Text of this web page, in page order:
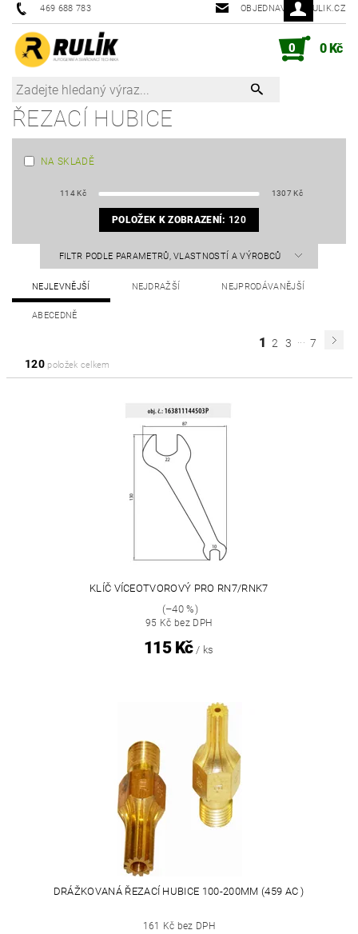
469 688 783 OBJEDNAVKY@RULIK.CZ
0 0 Kč
ŘEZACÍ HUBICE
NA SKLADĚ
114Kč 1307 Kč
POLOŽEK K ZOBRAZENÍ: 120
FILTR PODLE PARAMETRŮ, VLASTNOSTÍ A VÝROBCŮ
NEJLEVNĚJŠÍ NEJDRAŽŠÍ NEJPRODÁVANĚJŠÍ
ABECEDNĚ
1 2 3 ... 7
120položek celkem
KLÍČ VÍCEOTVOROVÝ PRO RN7/RNK7
(–40 %)
95 Kč bez DPH
115 Kč / ks
DRÁŽKOVANÁ ŘEZACÍ HUBICE 100-200MM (459 AC )
161 Kč bez DPH